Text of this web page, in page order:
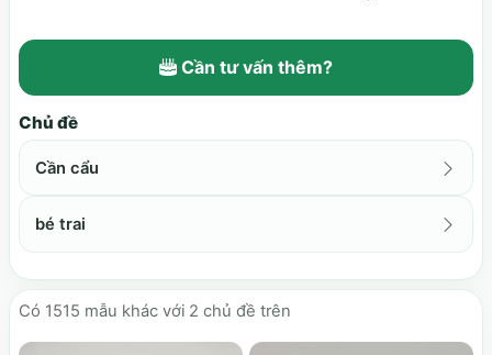
Cần tư vấn thêm?
Chủ đề
Cần cẩu
bé trai
Có 1515 mẫu khác với 2 chủ đề trên